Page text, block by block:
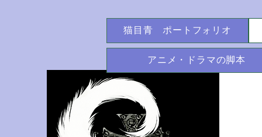
猫目青 ポートフォリオ
アニメ・ドラマの脚本